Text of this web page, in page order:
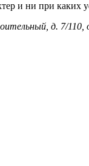
и ни при каких
д. 7/110,